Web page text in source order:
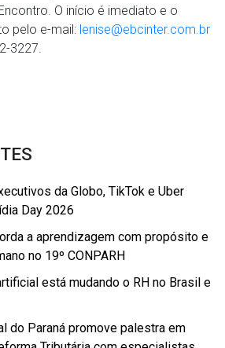
O início é imediato e o
pelo e-mail: lenise@ebcinter.com.br
3227.
da Globo, TikTok e Uber
Day 2026
a aprendizagem com propósito e
no 19º CONPARH
está mudando o RH no Brasil e
do Paraná promove palestra em